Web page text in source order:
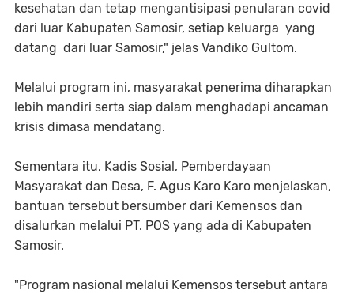
kesehatan dan tetap mengantisipasi penularan covid
dari luar Kabupaten Samosir, setiap keluarga yang
datang dari luar Samosir," jelas Vandiko Gultom.
Melalui program ini, masyarakat penerima diharapkan
lebih mandiri serta siap dalam menghadapi ancaman
krisis dimasa mendatang.
Sementara itu, Kadis Sosial, Pemberdayaan
Masyarakat dan Desa, F. Agus Karo Karo menjelaskan,
bantuan tersebut bersumber dari Kemensos dan
disalurkan melalui PT. POS yang ada di Kabupaten
Samosir.
"Program nasional melalui Kemensos tersebut antara